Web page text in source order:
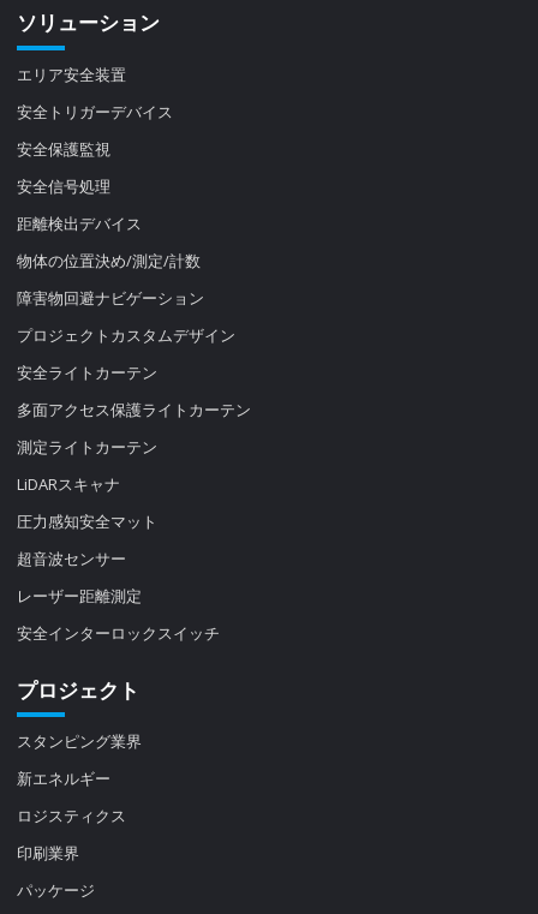
ソリューション
エリア安全装置
安全トリガーデバイス
安全保護監視
安全信号処理
距離検出デバイス
物体の位置決め/測定/計数
障害物回避ナビゲーション
プロジェクトカスタムデザイン
安全ライトカーテン
多面アクセス保護ライトカーテン
測定ライトカーテン
LiDARスキャナ
圧力感知安全マット
超音波センサー
レーザー距離測定
安全インターロックスイッチ
プロジェクト
スタンピング業界
新エネルギー
ロジスティクス
印刷業界
パッケージ